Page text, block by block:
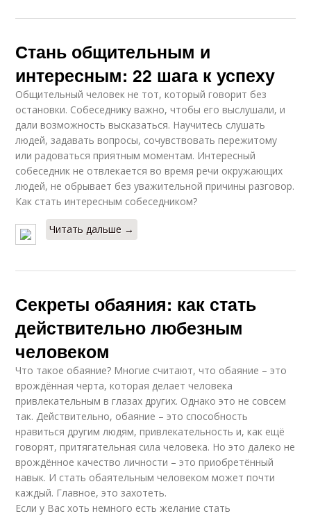
Стань общительным и
интересным: 22 шага к успеху
Общительный человек не тот, который говорит без
остановки. Собеседнику важно, чтобы его выслушали, и
дали возможность высказаться. Научитесь слушать
людей, задавать вопросы, сочувствовать пережитому
или радоваться приятным моментам. Интересный
собеседник не отвлекается во время речи окружающих
людей, не обрывает без уважительной причины разговор.
Как стать интересным собеседником?
Читать дальше →
Секреты обаяния: как стать
действительно любезным
человеком
Что такое обаяние? Многие считают, что обаяние – это
врождённая черта, которая делает человека
привлекательным в глазах других. Однако это не совсем
так. Действительно, обаяние – это способность
нравиться другим людям, привлекательность и, как ещё
говорят, притягательная сила человека. Но это далеко не
врождённое качество личности – это приобретённый
навык. И стать обаятельным человеком может почти
каждый. Главное, это захотеть.
Если у Вас хоть немного есть желание стать